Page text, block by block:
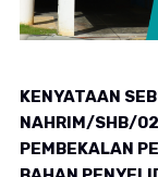
KENYATAAN
NAHRIM/SHB/
PEMBEKALAN